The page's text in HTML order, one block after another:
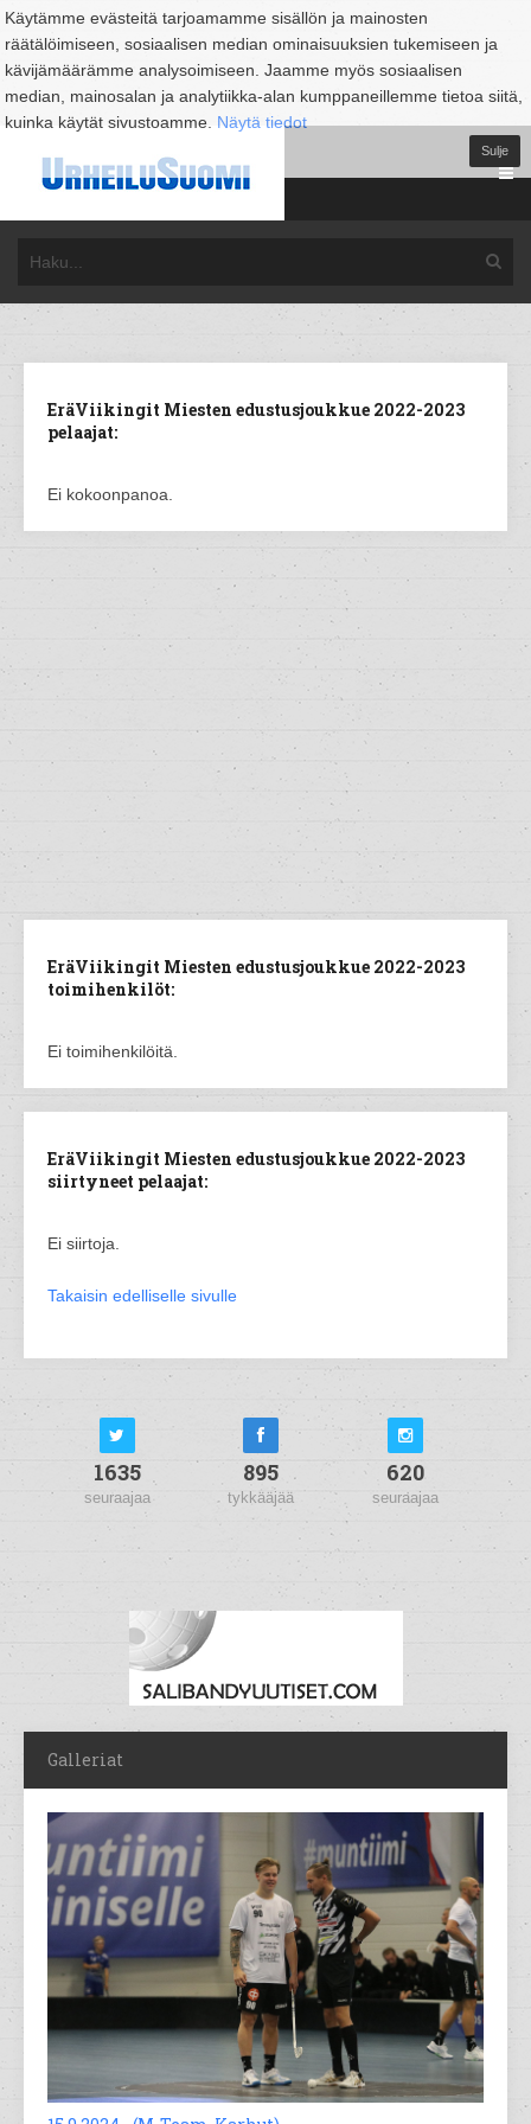
Käytämme evästeitä tarjoamamme sisällön ja mainosten
räätälöimiseen, sosiaalisen median ominaisuuksien tukemiseen ja
kävijämäärämme analysoimiseen. Jaamme myös sosiaalisen
median, mainosalan ja analytiikka-alan kumppaneillemme tietoa siitä,
kuinka käytät sivustoamme. Näytä tiedot
Sulje
EräViikingit Miesten edustusjoukkue 2022-2023
pelaajat:
Ei kokoonpanoa.
EräViikingit Miesten edustusjoukkue 2022-2023
toimihenkilöt:
Ei toimihenkilöitä.
EräViikingit Miesten edustusjoukkue 2022-2023
siirtyneet pelaajat:
Ei siirtoja.
Takaisin edelliselle sivulle
1635
seuraajaa
895
tykkääjää
620
seuraajaa
Galleriat